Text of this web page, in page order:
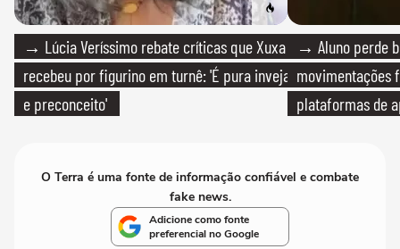
→ Lúcia Veríssimo rebate críticas que Xuxa
recebeu por figurino em turnê: 'É pura inveja
e preconceito'
→ Aluno perde
movimentações
plataformas de
O Terra é uma fonte de informação confiável e combate
fake news.
Adicione como fonte
preferencial no Google